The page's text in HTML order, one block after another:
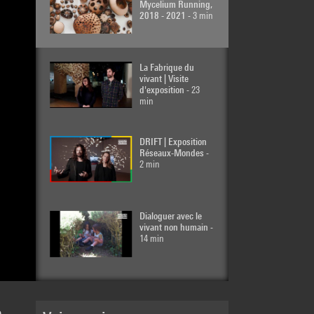
Mycelium Running,
2018 - 2021 - 3 min
La Fabrique du
vivant | Visite
d'exposition - 23
min
DRIFT | Exposition
Réseaux-Mondes -
2 min
Dialoguer avec le
vivant non humain -
14 min